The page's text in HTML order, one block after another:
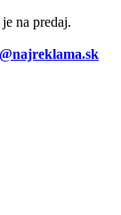
je na predaj.